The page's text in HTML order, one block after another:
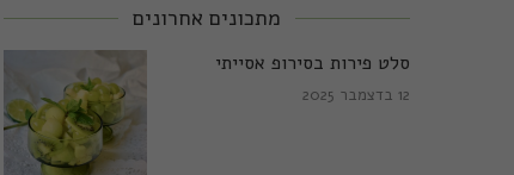
מתכונים אחרונים
סלט פירות בסירופ אסייתי
12 בדצמבר 2025